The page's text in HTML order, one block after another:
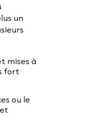
un
mises à
fort
ou le